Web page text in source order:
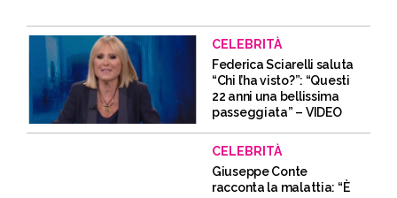
CELEBRITÀ
Federica Sciarelli saluta
“Chi l’ha visto?”: “Questi
22 anni una bellissima
passeggiata” – VIDEO
CELEBRITÀ
Giuseppe Conte
racconta la malattia: “È